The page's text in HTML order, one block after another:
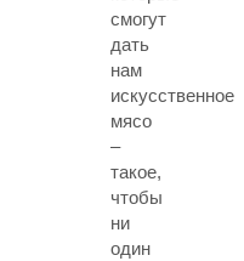
смогут
дать
нам
искусственное
мясо
–
такое,
чтобы
ни
один